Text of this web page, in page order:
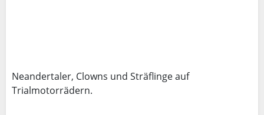
Neandertaler, Clowns und Sträflinge auf
Trialmotorrädern.